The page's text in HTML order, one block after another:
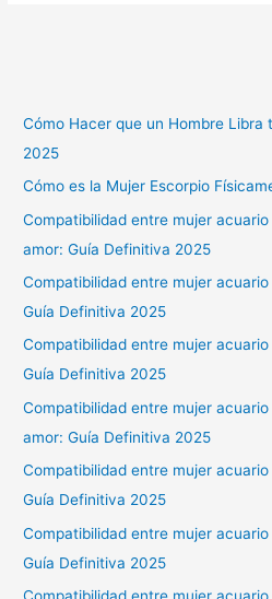
Cómo Hacer que un Hombre Libra
2025
Cómo es la Mujer Escorpio
Compatibilidad entre mujer
amor: Guía Definitiva 2025
Compatibilidad entre mujer
Guía Definitiva 2025
Compatibilidad entre mujer
Guía Definitiva 2025
Compatibilidad entre mujer
amor: Guía Definitiva 2025
Compatibilidad entre mujer
Guía Definitiva 2025
Compatibilidad entre mujer
Guía Definitiva 2025